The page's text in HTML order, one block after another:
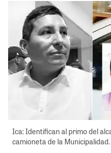
Ica: Identifican al primo del
camioneta de la